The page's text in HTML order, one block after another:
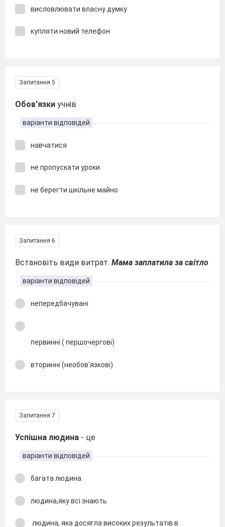
висловлювати власну думку
купляти новий телефон
Запитання 5
Обов'язки учнів
варіанти відповідей
навчатися
не пропускати уроки
не берегти шкільне майно
Запитання 6
Встановіть види витрат. Мама заплатила за світло
варіанти відповідей
непередбачувані
первинні ( першочергові)
вторинні (необов'язкові)
Запитання 7
Успішна людина - це
варіанти відповідей
багата людина
людина,яку всі знають
людина, яка досягла високих результатів в